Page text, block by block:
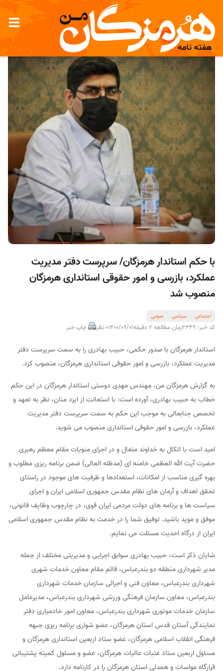
با حکم استاندار هرمزگان/ سرپرست دفتر مدیریت
عملکرد، بازرسى و امور حقوقی استانداری هرمزگان
منصوب شد
اجتماعی سیاسی عمومی
کد خبر: 2349 زمان مطالعه 2 دقیقه 1400/09/010 نظر چاپ خبر
استاندار هرمزگان با صدور حکمی، حبیب بهادری را به سمت سرپرست دفتر
مدیریت عملکرد، بازرسى و امور حقوقی استانداری هرمزگان، منصوب کرد.
به گزارش هرمزگان من، مهندس مهدى دوستی استاندار هرمزگان در این حکم
خطاب به حبیب بهادری، آورده است: با استعانت از ایزد منان، نظر به تعهد و
تخصص جنابعالی به موجب این حکم به سمت سرپرست دفتر مدیریت
عملکرد، بازرسى و امور حقوقی استانداری منصوب می شوید.
امید است با اتکال به خداوند متعال و در اجرای منویات مقام معظم رهبری
حضرت آيت الله العظمى خامنه ای (مدظله العالی) ضمن برنامه ریزی مطلوب و
بهره گیری مناسب از امکانات، استعدادها و ظرفيت های موجود در راستای
تحقق اهداف و آرمان های نظام مقدس جمهوری اسلامی ایران و اجرای
سیاست ها و برنامه های دولت مردمی ایران قوی، در چارچوب وظايف قانونی،
موفق و موید باشید. توفیق شما را در خدمت به نظام مقدس جمهوری اسلامی
ایران از درگاه احدیت مسئلت می نمایم.
شایان ذکر است، حبیب بهادری سوابق اجرایی و مدیریتی مختلف از جمله
مدیر شهرداری منطقه دو بندرعباس، قائم مقام معاون خدمات شهری
شهرداری بندرعباس، معاون فنی و اجرائی سازمان خدمات شهرداری
بندرعباس، معاون سازمان فرهنگی ورزشی شهرداری بندرعباس، مدیرعامل
سازمان خدمات موتوری شهرداری بندرعباس، معاون امور خادمیاری دفتر
نمایندگی آستان قدس استان هرمزگان، عضو شواری برنامه ریزی جبهه
فرهنگی انقلاب اسلامى هرمزگان، عضو ستاد اربعین استانداری هرمزگان و
مسئول اربعین ستاد عتبات عاليات هرمزگان، عضو و مسئول کمیته پشتیبانی
قرارگاه مواسات و همدلی استان هرمزگان را در کارنامه دارد.